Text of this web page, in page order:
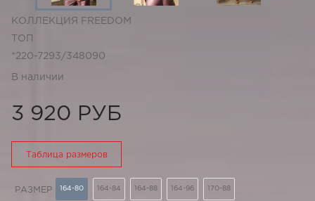
КОЛЛЕКЦИЯ FREEDOM
ТОП
*220-7293/348090
В наличии
3 920 РУБ
Таблица размеров
РАЗМЕР 164-80 164-84 164-88 164-96 170-88